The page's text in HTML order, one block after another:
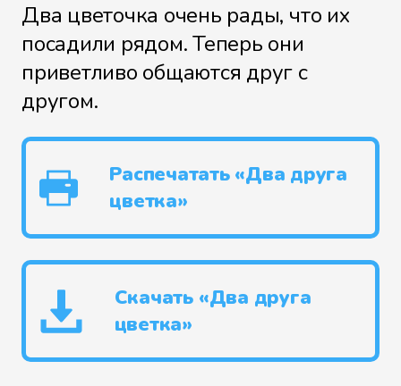
Два цветочка очень рады, что их
посадили рядом. Теперь они
приветливо общаются друг с
другом.
Распечатать «Два друга
цветка»
Скачать «Два друга
цветка»